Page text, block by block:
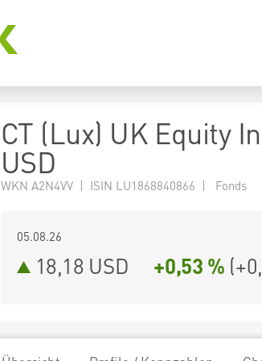
CT (Lux) UK Equity
USD
WKN A2N4VV | ISIN LU1868840866 | Fonds
05.08.26
18,18 USD +0,53 % (